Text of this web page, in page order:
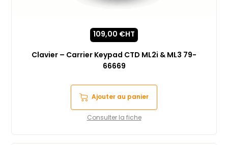
Clavier – Carrier Keypad CTD ML2i & ML3 79-
66669
109,00 €HT
Ajouter au panier
Consulter la fiche